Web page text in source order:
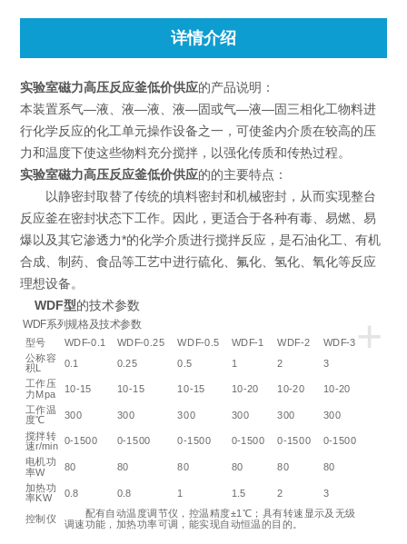
详情介绍
实验室磁力高压反应釜低价供应的产品说明：
本装置系气—液、液—液、液—固或气—液—固三相化工物料进
行化学反应的化工单元操作设备之一，可使釜内介质在较高的压
力和温度下使这些物料充分搅拌，以强化传质和传热过程。
实验室磁力高压反应釜低价供应的的主要特点：
以静密封取替了传统的填料密封和机械密封，从而实现整台
反应釜在密封状态下工作。因此，更适合于各种有毒、易燃、易
爆以及其它渗透力*的化学介质进行搅拌反应，是石油化工、有机
合成、制药、食品等工艺中进行硫化、氟化、氢化、氧化等反应
理想设备。
WDF型的技术参数
+
WDF系列规格及技术参数
型号 WDF-0.1 WDF-0.25 WDF-0.5 WDF-1 WDF-2
WDF-3
公称容
积L
0.1 0.25 0.5 1 2 3
工作压
力Mpa 10-15 10-15 10-15 10-20 10-20 10-20
工作温
度℃ 300 300 300 300 300
300
搅拌转
速r/min 0-1500 0-1500 0-1500 0-1500 0-1500 0-1500
电机功
率W 80 80 80 80 80
80
加热功
率KW 0.8 0.8 1 1.5 2 3
控制仪
配有自动温度调节仪，控温精度±1℃；具有转速显示及无级
调速功能，加热功率可调，能实现自动恒温的目的。